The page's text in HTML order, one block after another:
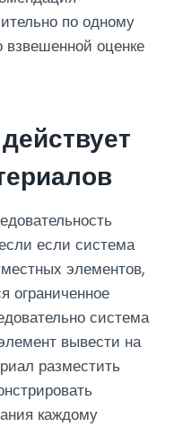
по одному
взвешенной оценке
если система
элементов,
ограниченное
система
вывести на
разместить
каждому